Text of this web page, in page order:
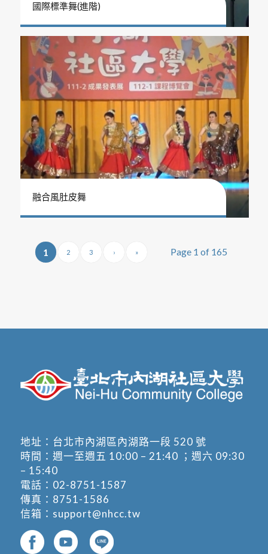
國際標準舞(進階)
融合風肚皮舞
Page 1 of 165
1 2 3 › »
地址： 台北市內湖區內湖路一段 520 號
時間：週一至週五 10:00 – 21:40 ；週六 09:30
– 15:40
電話： 02-8751-1587
傳真：8751-1586
信箱： support@nhcc.tw